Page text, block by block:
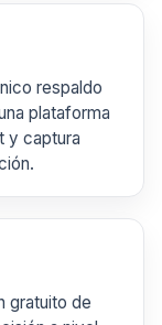
respaldo
plataforma
y captura
gratuito de